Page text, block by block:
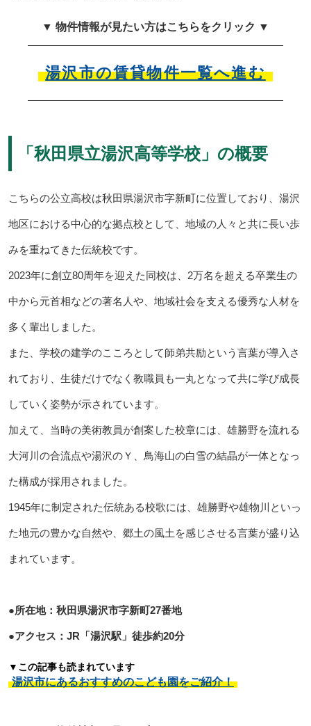
▼ 物件情報が見たい方はこちらをクリック ▼
湯沢市の賃貸物件一覧へ進む
「秋田県立湯沢高等学校」の概要
こちらの公立高校は秋田県湯沢市字新町に位置しており、湯沢
地区における中心的な拠点校として、地域の人々と共に長い歩
みを重ねてきた伝統校です。
2023年に創立80周年を迎えた同校は、2万名を超える卒業生の
中から元首相などの著名人や、地域社会を支える優秀な人材を
多く輩出しました。
また、学校の建学のこころとして師弟共励という言葉が導入さ
れており、生徒だけでなく教職員も一丸となって共に学び成長
していく姿勢が示されています。
加えて、当時の美術教員が創案した校章には、雄勝野を流れる
大河川の合流点や湯沢のＹ、鳥海山の白雪の結晶が一体となっ
た構成が採用されました。
1945年に制定された伝統ある校歌には、雄勝野や雄物川といっ
た地元の豊かな自然や、郷土の風土を感じさせる言葉が盛り込
まれています。
●所在地：秋田県湯沢市字新町27番地
●アクセス：JR「湯沢駅」徒歩約20分
▼この記事も読まれています
湯沢市にあるおすすめのこども園をご紹介！